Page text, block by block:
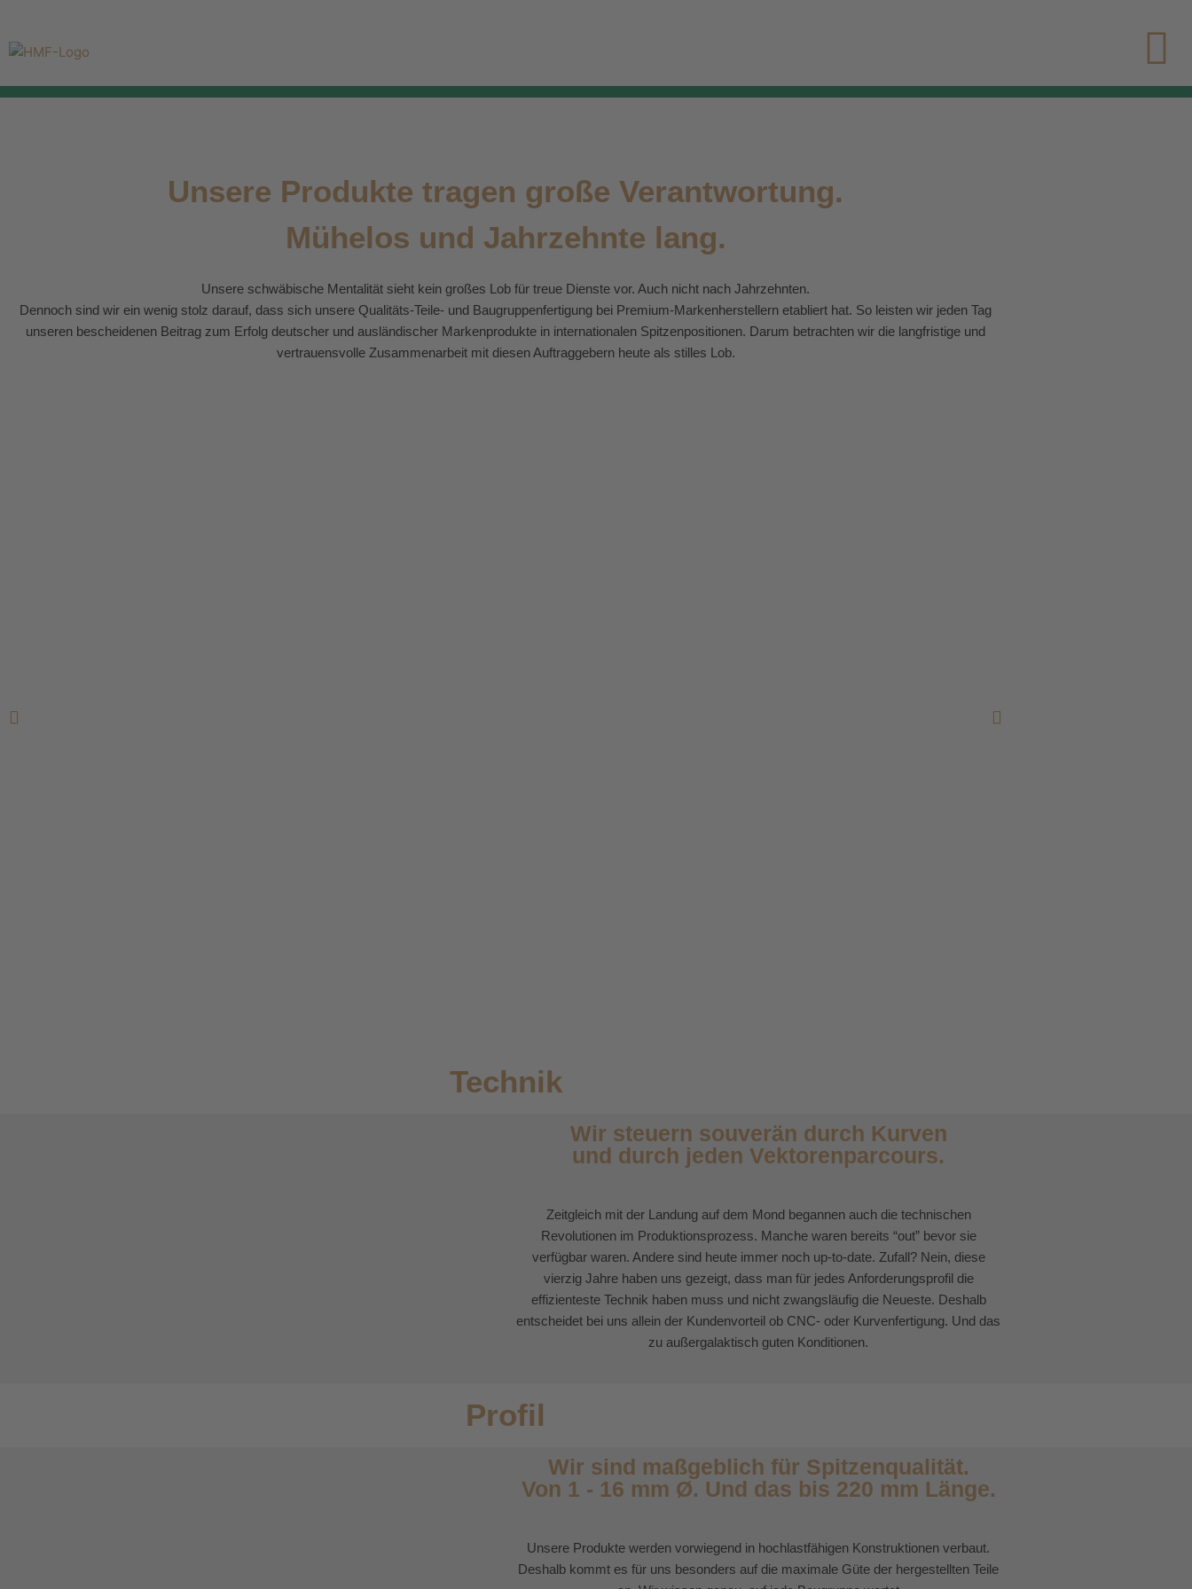
springen
Unsere Produkte tragen große Verantwortung.
Mühelos und Jahrzehnte lang.
Unsere schwäbische Mentalität sieht kein großes Lob für treue Dienste vor. Auch nicht nach Jahrzehnten.
Dennoch sind wir ein wenig stolz darauf, dass sich unsere Qualitäts-Teile- und Baugruppenfertigung bei Premium-Markenherstellern etabliert hat. So leisten wir jeden Tag
unseren bescheidenen Beitrag zum Erfolg deutscher und ausländischer Markenprodukte in internationalen Spitzenpositionen. Darum betrachten wir die langfristige und
vertrauensvolle Zusammenarbeit mit diesen Auftraggebern heute als stilles Lob.
Technik
Wir steuern souverän durch Kurven
und durch jeden Vektorenparcours.
Zeitgleich mit der Landung auf dem Mond begannen auch die technischen
Revolutionen im Produktionsprozess. Manche waren bereits “out” bevor sie
verfügbar waren. Andere sind heute immer noch up-to-date. Zufall? Nein, diese
vierzig Jahre haben uns gezeigt, dass man für jedes Anforderungsprofil die
effizienteste Technik haben muss und nicht zwangsläufig die Neueste. Deshalb
entscheidet bei uns allein der Kundenvorteil ob CNC- oder Kurvenfertigung. Und das
zu außergalaktisch guten Konditionen.
Profil
Wir sind maßgeblich für Spitzenqualität.
Von 1 - 16 mm Ø. Und das bis 220 mm Länge.
Unsere Produkte werden vorwiegend in hochlastfähigen Konstruktionen verbaut.
Deshalb kommt es für uns besonders auf die maximale Güte der hergestellten Teile